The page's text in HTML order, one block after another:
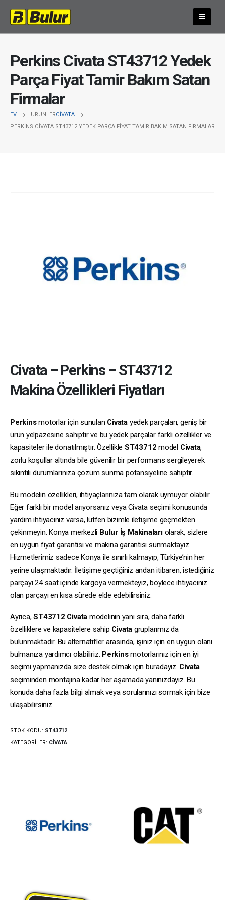
Perkins Civata ST43712 Yedek
Parça Fiyat Tamir Bakım Satan
Firmalar
EV ÜRÜNLERCIVATA
PERKINS CIVATA ST43712 YEDEK PARÇA FIYAT TAMIR BAKIM SATAN FIRMALAR
Civata– Perkins–ST43712
Makina Özellikleri Fiyatları
Perkinsmotorlar için sunulan Civata yedek parçaları, geniş bir
ürün yelpazesine sahiptir ve bu yedek parçalar farklı özellikler ve
kapasiteler ile donatılmıştır. Özellikle ST43712 model Civata,
zorlu koşullar altında bile güvenilir bir performans sergileyerek
sıkıntılı durumlarınıza çözüm sunma potansiyeline sahiptir.
Bu modelin özellikleri, ihtiyaçlarınıza tam olarak uymuyor olabilir.
Eğer farklı bir model arıyorsanız veya Civata seçimi konusunda
yardım ihtiyacınız varsa, lütfen bizimle iletişime geçmekten
çekinmeyin. Konya merkezli Bulur İş Makinalarıolarak, sizlere
en uygun fiyat garantisi ve makina garantisi sunmaktayız.
Hizmetlerimiz sadece Konya ile sınırlı kalmayıp, Türkiye’nin her
yerine ulaşmaktadır. İletişime geçtiğiniz andan itibaren, istediğiniz
parçayı 24 saat içinde kargoya vermekteyiz, böylece ihtiyacınız
olan parçayı en kısa sürede elde edebilirsiniz.
Ayrıca,ST43712 Civata modelinin yanı sıra, daha farklı
özelliklere ve kapasitelere sahip Civata gruplarımız da
bulunmaktadır. Bu alternatifler arasında, işiniz için en uygun olanı
bulmanıza yardımcı olabiliriz. Perkinsmotorlarınız için en iyi
seçimi yapmanızda size destek olmak için buradayız. Civata
seçiminden montajına kadar her aşamada yanınızdayız. Bu
konuda daha fazla bilgi almak veya sorularınızı sormak için bize
ulaşabilirsiniz.
STOK KODU: ST43712
KATEGORILER: CIVATA